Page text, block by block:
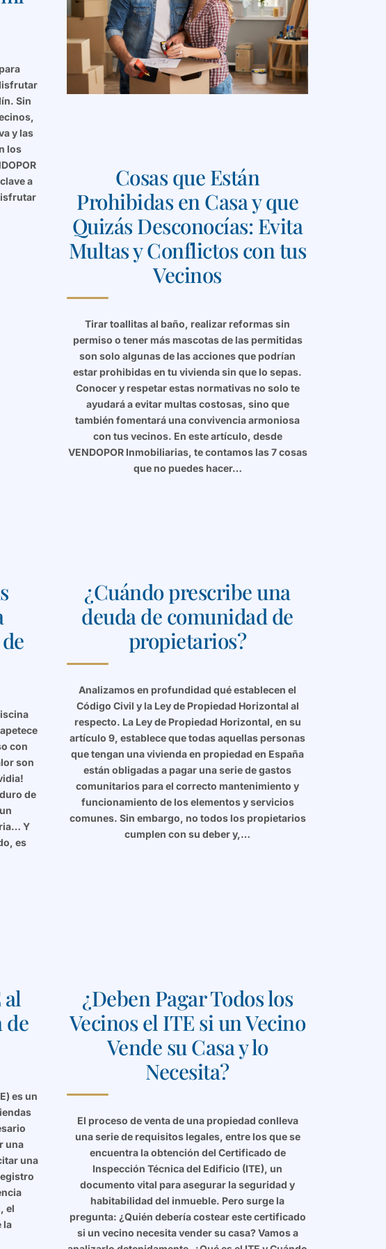
Sin
y las
los
a
Cosas que Están
Prohibidas en Casa y que
Quizás Desconocías: Evita
Multas y Conflictos con tus
Vecinos
Tirar toallitas al baño, realizar reformas sin
permiso o tener más mascotas de las permitidas
son solo algunas de las acciones que podrían
estar prohibidas en tu vivienda sin que lo sepas.
Conocer y respetar estas normativas no solo te
ayudará a evitar multas costosas, sino que
también fomentará una convivencia armoniosa
con tus vecinos. En este artículo, desde
VENDOPOR Inmobiliarias, te contamos las 7 cosas
que no puedes hacer…
con
son
de
Y
es
¿Cuándo prescribe una
deuda de comunidad de
propietarios?
Analizamos en profundidad qué establecen el
Código Civil y la Ley de Propiedad Horizontal al
respecto. La Ley de Propiedad Horizontal, en su
artículo 9, establece que todas aquellas personas
que tengan una vivienda en propiedad en España
están obligadas a pagar una serie de gastos
comunitarios para el correcto mantenimiento y
funcionamiento de los elementos y servicios
comunes. Sin embargo, no todos los propietarios
cumplen con su deber y,…
de
es un
una
una
el
la
¿Deben Pagar Todos los
Vecinos el ITE si un Vecino
Vende su Casa y lo
Necesita?
El proceso de venta de una propiedad conlleva
una serie de requisitos legales, entre los que se
encuentra la obtención del Certificado de
Inspección Técnica del Edificio (ITE), un
documento vital para asegurar la seguridad y
habitabilidad del inmueble. Pero surge la
pregunta: ¿Quién debería costear este certificado
si un vecino necesita vender su casa? Vamos a